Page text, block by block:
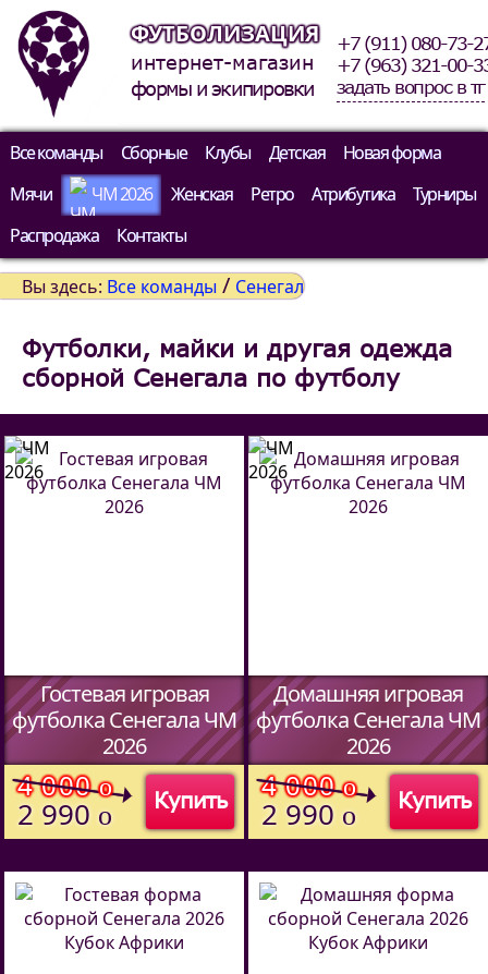
ФУТБОЛИЗАЦИЯ
интернет-магазин
формы и экипировки
+7 (911) 080-73-
+7 (963) 321-00-
задать вопрос в тг
Все команды Сборные Клубы Детская
Новая форма
Мячи
ЧМ 2026 Женская Ретро Атрибутика
Турниры
Распродажа
Контакты
Вы здесь: Все команды / Сенегал
Футболки, майки и другая одежда
сборной Сенегала по футболу
Гостевая игровая
футболка Сенегала ЧМ
2026
(Код:7045)
Купить
4 000o
2 990 o
Домашняя игровая
футболка Сенегала ЧМ
2026
(Код:7045)
Купить
4 000o
2 990 o